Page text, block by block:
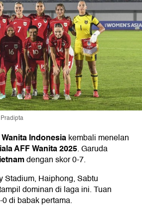
Indonesiakembali menelan
AFF Wanita 2025. Garuda
dengan skor 0-7.
Stadium, Haiphong, Sabtu
dominan di laga ini. Tuan
di babak pertama.